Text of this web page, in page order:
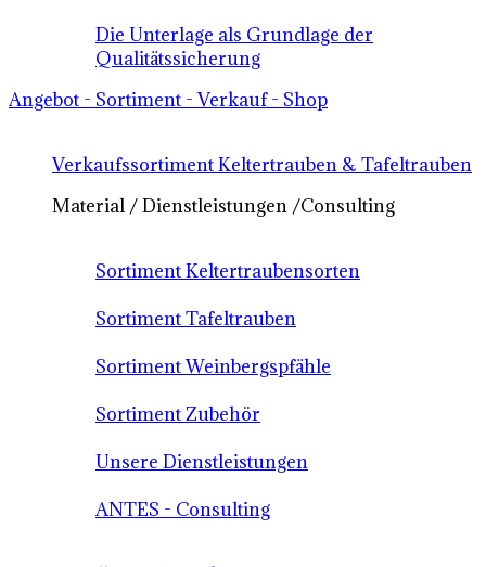
Die Unterlage als Grundlage der
Qualitätssicherung
Angebot - Sortiment - Verkauf - Shop
Verkaufssortiment Keltertrauben & Tafeltrauben
Material / Dienstleistungen /Consulting
Sortiment Keltertraubensorten
Sortiment Tafeltrauben
Sortiment Weinbergspfähle
Sortiment Zubehör
Unsere Dienstleistungen
ANTES - Consulting